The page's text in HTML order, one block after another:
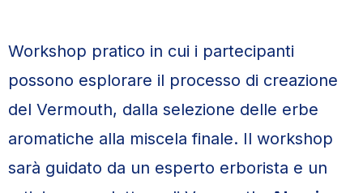
Workshop pratico in cui i partecipanti
possono esplorare il processo di creazione
del Vermouth, dalla selezione delle erbe
aromatiche alla miscela finale. Il workshop
sarà guidato da un esperto erborista e un